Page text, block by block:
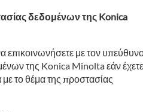
δεδομένων της Konica
επικοινωνήσετε με τον
της Konica Minolta εάν έχετε
με το θέμα της προστασίας